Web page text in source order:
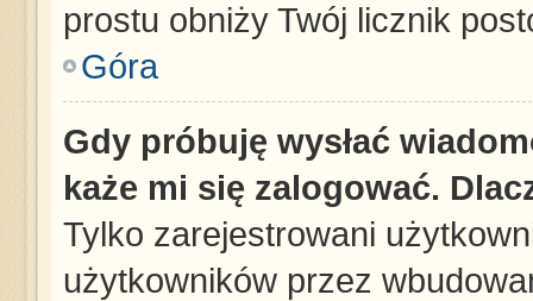
prostu obniży Twój licznik
Góra
Gdy próbuję wysłać
każe mi się zalogować.
Tylko zarejestrowani
użytkowników przez